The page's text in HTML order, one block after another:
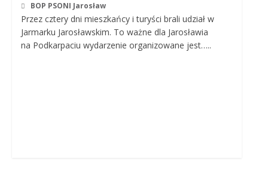
BOP PSONI Jarosław
Przez cztery dni mieszkańcy i turyści brali udział w
Jarmarku Jarosławskim. To ważne dla Jarosławia
na Podkarpaciu wydarzenie organizowane jest…..